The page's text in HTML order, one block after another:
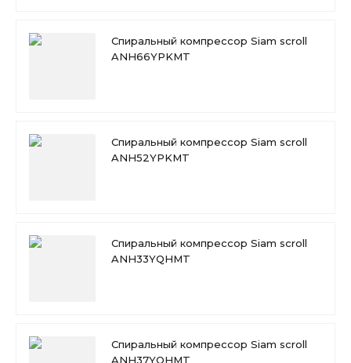
Спиральный компрессор Siam scroll
ANH66YPKMT
Спиральный компрессор Siam scroll
ANH52YPKMT
Спиральный компрессор Siam scroll
ANH33YQHMT
Спиральный компрессор Siam scroll
ANH37YQHMT